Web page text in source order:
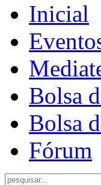
Inicial
Bolsa
Bolsa
Fórum